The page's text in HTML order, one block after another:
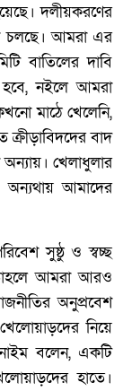
দলীয়করণের
চলছে। আমরা এর
বাতিলের দাবি
নইলে আমরা
মাঠে খেলেনি,
ক্রীড়াবিদদের বাদ
খেলাধুলার
অন্যথায় আমাদের
সুষ্ঠু ও স্বচ্ছ
আমরা আরও
অনুপ্রবেশ
নিয়ে
বলেন, একটি
হাতে।